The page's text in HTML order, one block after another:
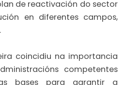
de reactivación do sector
en diferentes campos,
coincidiu na importancia
competentes
bases para garantir a